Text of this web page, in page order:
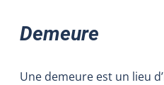
Demeure
Une demeure est un lieu